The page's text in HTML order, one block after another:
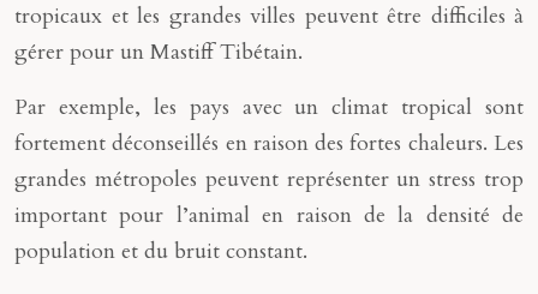
tropicaux et les grandes villes peuvent être difficiles à
gérer pour un Mastiff Tibétain.
Par exemple, les pays avec un climat tropical sont
fortement déconseillés en raison des fortes chaleurs. Les
grandes métropoles peuvent représenter un stress trop
important pour l’animal en raison de la densité de
population et du bruit constant.